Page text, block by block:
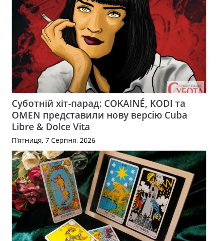
Суботній хіт-парад: COKAINÉ, KODI та
OMEN представили нову версію Cuba
Libre & Dolce Vita
П’ятниця, 7 Серпня, 2026